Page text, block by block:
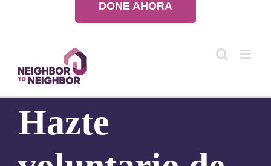
DONE AHORA
Hazte